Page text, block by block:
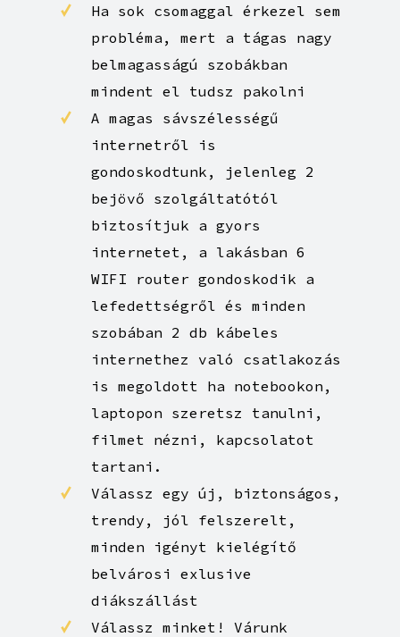
ami sose fogy ki
Ha sok csomaggal érkezel sem
probléma, mert a tágas nagy
belmagasságú szobákban
mindent el tudsz pakolni
A magas sávszélességű
internetről is
gondoskodtunk, jelenleg 2
bejövő szolgáltatótól
biztosítjuk a gyors
internetet, a lakásban 6
WIFI router gondoskodik a
lefedettségről és minden
szobában 2 db kábeles
internethez való csatlakozás
is megoldott ha notebookon,
laptopon szeretsz tanulni,
filmet nézni, kapcsolatot
tartani.
Válassz egy új, biztonságos,
trendy, jól felszerelt,
minden igényt kielégítő
belvárosi exlusive
diákszállást